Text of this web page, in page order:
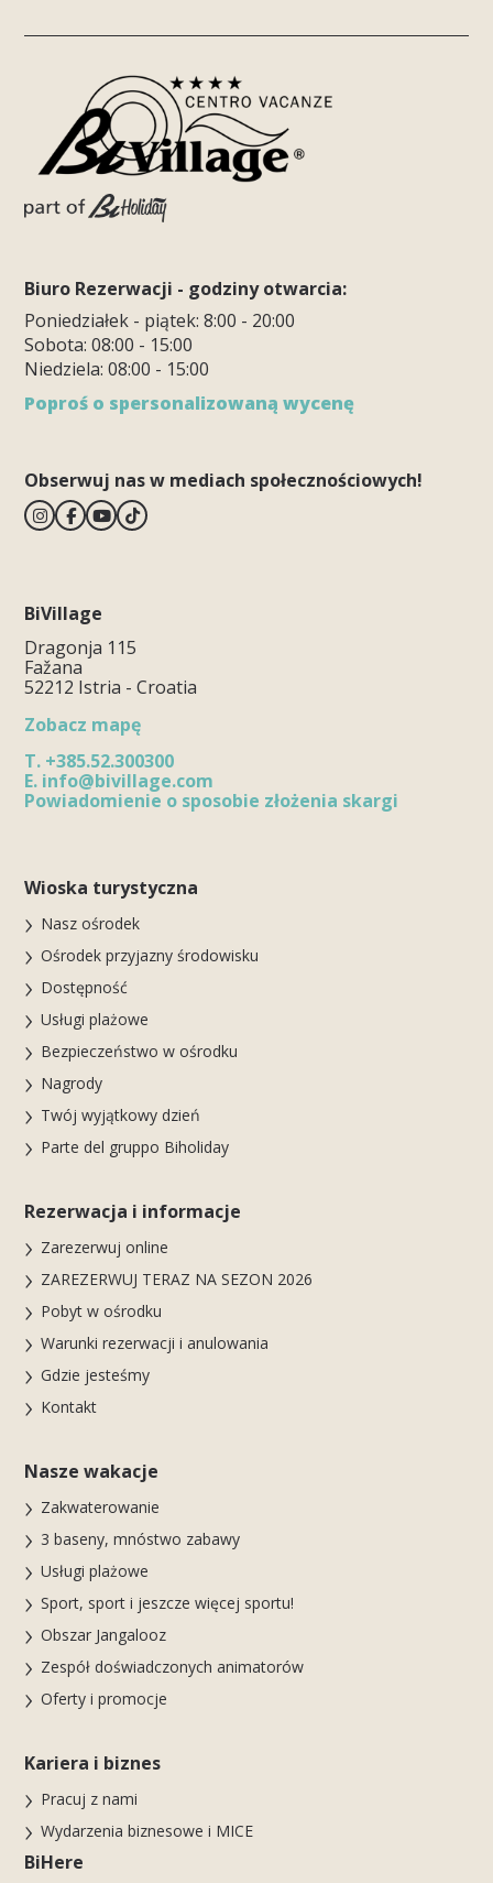
Biuro Rezerwacji - godziny otwarcia:
Poniedziałek - piątek: 8:00 - 20:00
Sobota: 08:00 - 15:00
Niedziela: 08:00 - 15:00
Poproś o spersonalizowaną wycenę
Obserwuj nas w mediach społecznościowych!
BiVillage
Dragonja 115
Fažana
52212 Istria - Croatia
Zobacz mapę
T. +385.52.300300
E. info@bivillage.com
Powiadomienie o sposobie złożenia skargi
Wioska turystyczna
Nasz ośrodek
Ośrodek przyjazny środowisku
Dostępność
Usługi plażowe
Bezpieczeństwo w ośrodku
Nagrody
Twój wyjątkowy dzień
Parte del gruppo Biholiday
Rezerwacja i informacje
Zarezerwuj online
ZAREZERWUJ TERAZ NA SEZON 2026
Pobyt w ośrodku
Warunki rezerwacji i anulowania
Gdzie jesteśmy
Kontakt
Nasze wakacje
Zakwaterowanie
3 baseny, mnóstwo zabawy
Usługi plażowe
Sport, sport i jeszcze więcej sportu!
Obszar Jangalooz
Zespół doświadczonych animatorów
Oferty i promocje
Kariera i biznes
Pracuj z nami
Wydarzenia biznesowe i MICE
BiHere